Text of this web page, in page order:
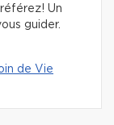
Un
guider.
de Vie